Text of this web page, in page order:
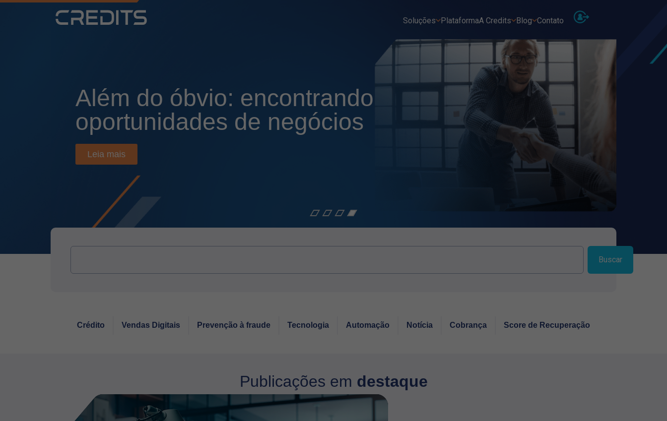
Soluções PlataformaA Credits Blog Contato
Além do óbvio: encontrando
oportunidades de negócios
Leia mais
Buscar
Crédito Vendas Digitais Prevenção à fraude Tecnologia Automação Notícia Cobrança Score de Recuperação
Publicações em destaque